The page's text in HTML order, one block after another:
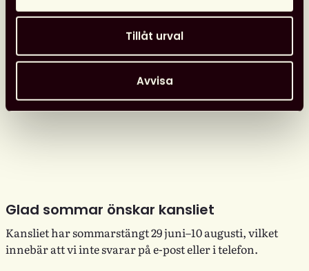
Tillåt urval
Avvisa
Glad sommar önskar kansliet
Kansliet har sommarstängt 29 juni–10 augusti, vilket
innebär att vi inte svarar på e-post eller i telefon.